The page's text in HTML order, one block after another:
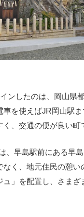
ンしたのは、岡山県
車を使えばJR岡山駅
、交通の便が良い町
、早島駅前にある早
なく、地元住民の憩
ュ」を配置し、さま